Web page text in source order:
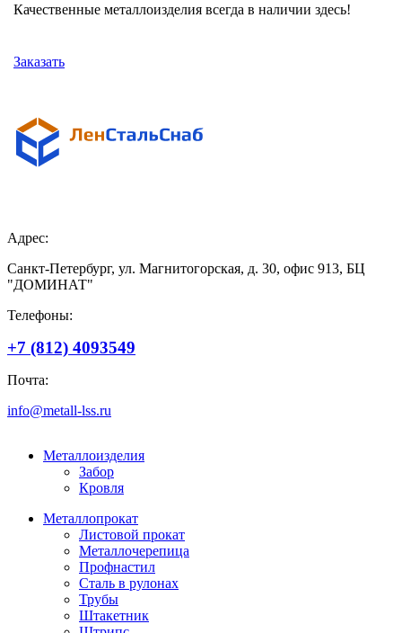
Качественные металлоизделия всегда в наличии здесь!
Заказать
Адрес:
Санкт-Петербург, ул. Магнитогорская, д. 30, офис 913, БЦ
"ДОМИНАТ"
Телефоны:
+7 (812) 4093549
Почта:
info@metall-lss.ru
Металлоизделия
Забор
Кровля
Металлопрокат
Листовой прокат
Металлочерепица
Профнастил
Сталь в рулонах
Трубы
Штакетник